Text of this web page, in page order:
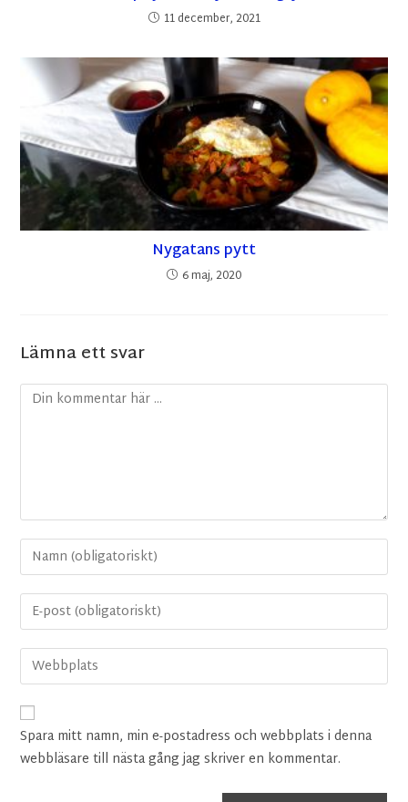
11 december, 2021
Nygatans pytt
6 maj, 2020
Lämna ett svar
Spara mitt namn, min e-postadress och webbplats i denna
webbläsare till nästa gång jag skriver en kommentar.